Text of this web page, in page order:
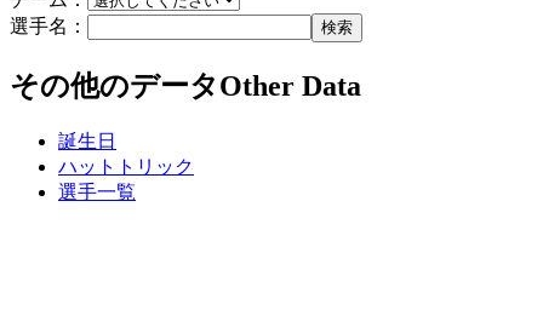
選手名：
検索
その他のデータOther Data
誕生日
ハットトリック
選手一覧